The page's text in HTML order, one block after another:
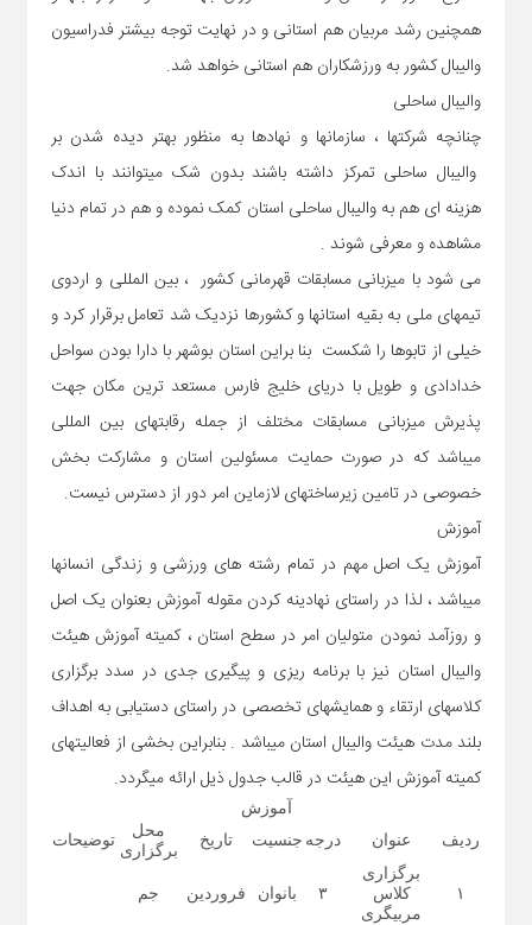
همچنین رشد مربیان هم استانی و در نهایت توجه بیشتر فدراسیون
والیبال کشور به ورزشکاران هم استانی خواهد شد.
والیبال ساحلی
چنانچه شرکتها ، سازمانها و نهادها به منظور بهتر دیده شدن بر
والیبال ساحلی تمرکز داشته باشند بدون شک میتوانند با اندک
هزینه ای هم به والیبال ساحلی استانکمک نموده و هم در تمام دنیا
مشاهده و معرفی شوند .
می شود با میزبانی مسابقات قهرمانی کشور ، بین المللی و اردوی
تیمهای ملی به بقیه استانها و کشورها نزدیک شد تعامل برقرار کرد و
خیلی از تابوها را شکست بنا براین استان بوشهر با دارا بودن سواحل
خدادادی و طویل با دریای خلیج فارس مستعد ترین مکان جهت
پذیرش میزبانی مسابقات مختلف از جمله رقابتهای بین المللی
میباشد که در صورت حمایت مسئولین استان و مشارکت بخش
خصوصی در تامین زیرساختهای لازماین امر دور از دسترس نیست.
آموزش
آموزش یک اصل مهم در تمام رشته های ورزشی و زندگی انسانها
میباشد ، لذا در راستای نهادینه کردن مقوله آموزش بعنوان یک اصل
و روزآمد نمودن متولیان امر در سطح استان ، کمیته آموزش هیئت
والیبال استان نیز با برنامه ریزی و پیگیری جدی در سدد برگزاری
کلاسهای ارتقاء و همایشهای تخصصی در راستای دستیابی به اهداف
بلند مدت هیئت والیبال استان میباشد . بنابراین بخشی از فعالیتهای
کمیته آموزش این هیئت در قالب جدول ذیل ارائه میگردد.
آموزش
ردیف
عنوان درجه جنسیت تاریخ
محل
برگزاری
توضیحات
۱
برگزاری
کلاس
مربیگری
۳ بانوان فروردین جم